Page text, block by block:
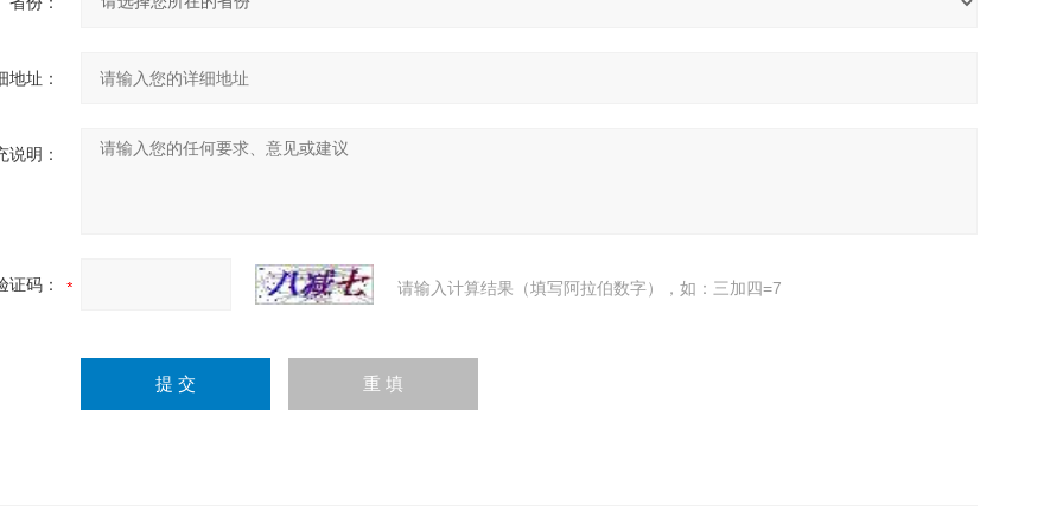
地址：
说明：
证码： 请输入计算结果（填写阿拉伯数字），如：三加四=7